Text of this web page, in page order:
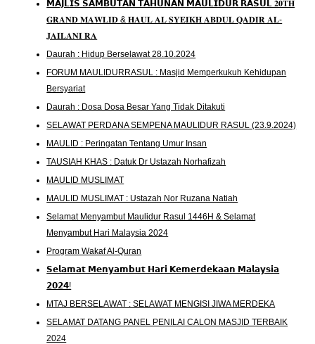
𝗠𝗔𝗝𝗟𝗜𝗦 𝗦𝗔𝗠𝗕𝗨𝗧𝗔𝗡 𝗧𝗔𝗛𝗨𝗡𝗔𝗡 𝗠𝗔𝗨𝗟𝗜𝗗𝗨𝗥 𝗥𝗔𝗦𝗨𝗟 𝟐𝟎𝐓𝐇
𝐆𝐑𝐀𝐍𝐃 𝐌𝐀𝐖𝐋𝐈𝐃 & 𝐇𝐀𝐔𝐋 𝐀𝐋 𝐒𝐘𝐄𝐈𝐊𝐇 𝐀𝐁𝐃𝐔𝐋 𝐐𝐀𝐃𝐈𝐑 𝐀𝐋-
𝐉𝐀𝐈𝐋𝐀𝐍𝐈 𝐑𝐀
Daurah : Hidup Berselawat 28.10.2024
FORUM MAULIDURRASUL : Masjid Memperkukuh Kehidupan
Bersyariat
Daurah : Dosa Dosa Besar Yang Tidak Ditakuti
SELAWAT PERDANA SEMPENA MAULIDUR RASUL (23.9.2024)
MAULID : Peringatan Tentang Umur Insan
TAUSIAH KHAS : Datuk Dr Ustazah Norhafizah
MAULID MUSLIMAT
MAULID MUSLIMAT : Ustazah Nor Ruzana Natiah
Selamat Menyambut Maulidur Rasul 1446H & Selamat
Menyambut Hari Malaysia 2024
Program Wakaf Al-Quran
𝗦𝗲𝗹𝗮𝗺𝗮𝘁 𝗠𝗲𝗻𝘆𝗮𝗺𝗯𝘂𝘁 𝗛𝗮𝗿𝗶 𝗞𝗲𝗺𝗲𝗿𝗱𝗲𝗸𝗮𝗮𝗻 𝗠𝗮𝗹𝗮𝘆𝘀𝗶𝗮
𝟮𝟬𝟮𝟰!
MTAJ BERSELAWAT : SELAWAT MENGISI JIWA MERDEKA
SELAMAT DATANG PANEL PENILAI CALON MASJID TERBAIK
2024